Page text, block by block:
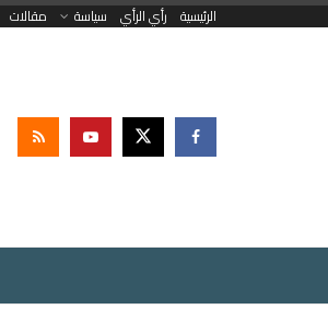
الرئيسية رأي الرأي سياسة مقالات